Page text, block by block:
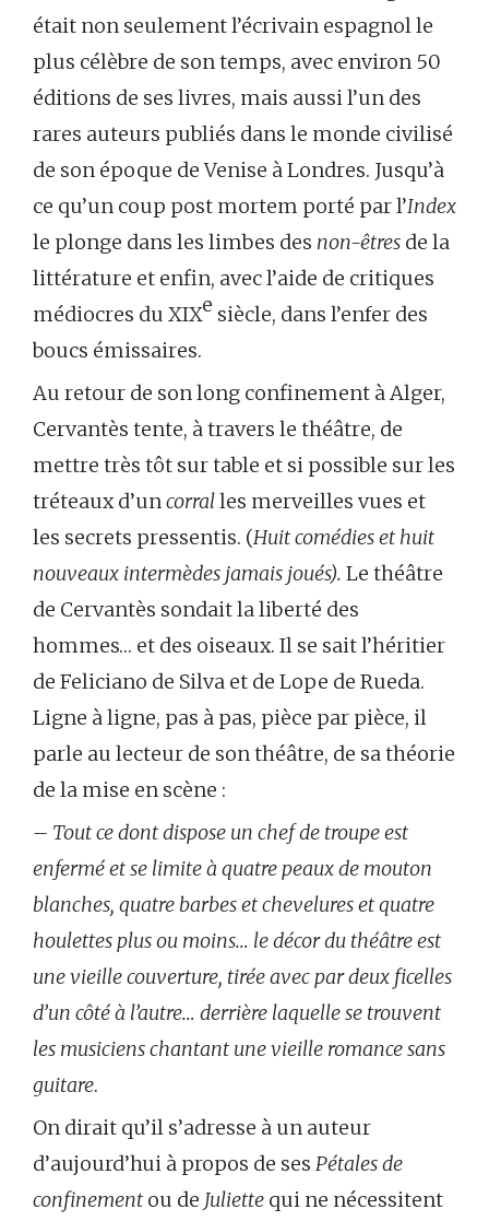
était non seulement l’écrivain espagnol le
plus célèbre de son temps, avec environ 50
éditions de ses livres, mais aussi l’un des
rares auteurs publiés dans le monde civilisé
de son époque de Venise à Londres. Jusqu’à
ce qu’un coup post mortem porté par l’Index
le plonge dans les limbes des non-êtres de la
littérature et enfin, avec l’aide de critiques
médiocres du XIXe siècle, dans l’enfer des
boucs émissaires.
Au retour de son long confinement à Alger,
Cervantès tente, à travers le théâtre, de
mettre très tôt sur table et si possible sur les
tréteaux d’uncorralles merveilles vues et
les secrets pressentis. (Huit comédies et huit
nouveaux intermèdes jamais joués). Le théâtre
de Cervantès sondait la liberté des
hommes… et des oiseaux. Il se sait l’héritier
de Feliciano de Silva et de Lope de Rueda.
Ligne à ligne, pas à pas, pièce par pièce, il
parle au lecteur de son théâtre, de sa théorie
de la mise en scène :
– Tout ce dont dispose un chef de troupe est
enfermé et se limite à quatre peaux de mouton
blanches, quatre barbes et chevelures et quatre
houlettes plus ou moins… le décor du théâtre est
une vieille couverture, tirée avec par deux ficelles
d’un côté à l’autre… derrière laquelle se trouvent
les musiciens chantant une vieille romance sans
guitare.
On dirait qu’il s’adresse à un auteur
d’aujourd’hui à propos de ses Pétales de
confinement ou de Juliette qui ne nécessitent